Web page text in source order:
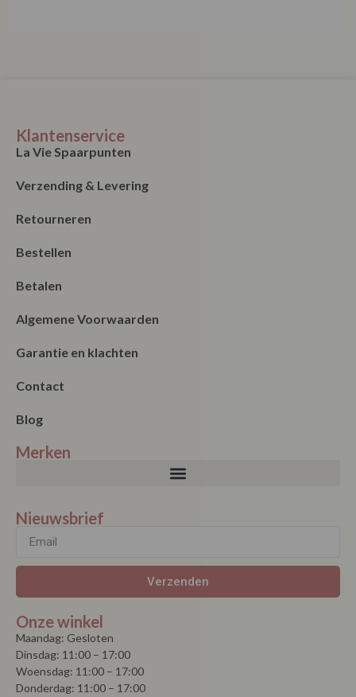
Klantenservice
La Vie Spaarpunten
Verzending & Levering
Retourneren
Bestellen
Betalen
Algemene Voorwaarden
Garantie en klachten
Contact
Blog
Merken
Nieuwsbrief
Verzenden
Onze winkel
Maandag: Gesloten
Dinsdag: 11:00 – 17:00
Woensdag: 11:00 – 17:00
Donderdag: 11:00 – 17:00